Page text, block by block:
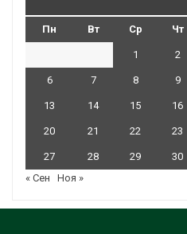
Пн Вт Ср Чт
1 2
6 7 8 9
13 14 15 16
20 21 22 23
27 28 29 30
« Сен
Ноя »